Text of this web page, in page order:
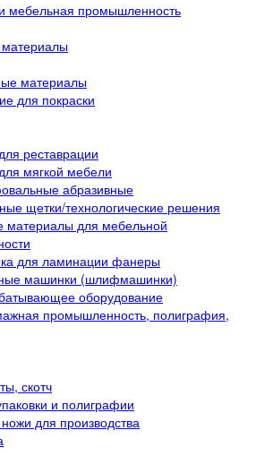
мебельная промышленность
материалы
для покраски
реставрации
мягкой мебели
абразивные
щетки/технологические решения
материалы для мебельной
для ламинации фанеры
машинки (шлифмашинки)
оборудование
промышленность, полиграфия,
скотч
и полиграфии
для производства